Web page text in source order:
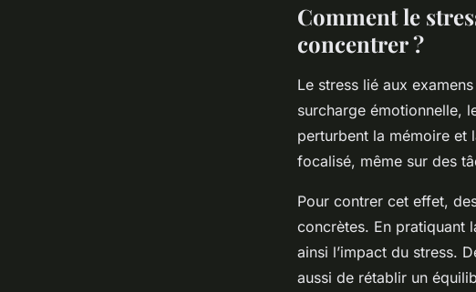
Comment le
concentrer ?
Le stress lié aux
surcharge émotionnelle,
perturbent la mémoire et
focalisé, même sur des
Pour contrer cet effet,
concrètes. En pratiquant
ainsi l’impact du stress.
aussi de rétablir un